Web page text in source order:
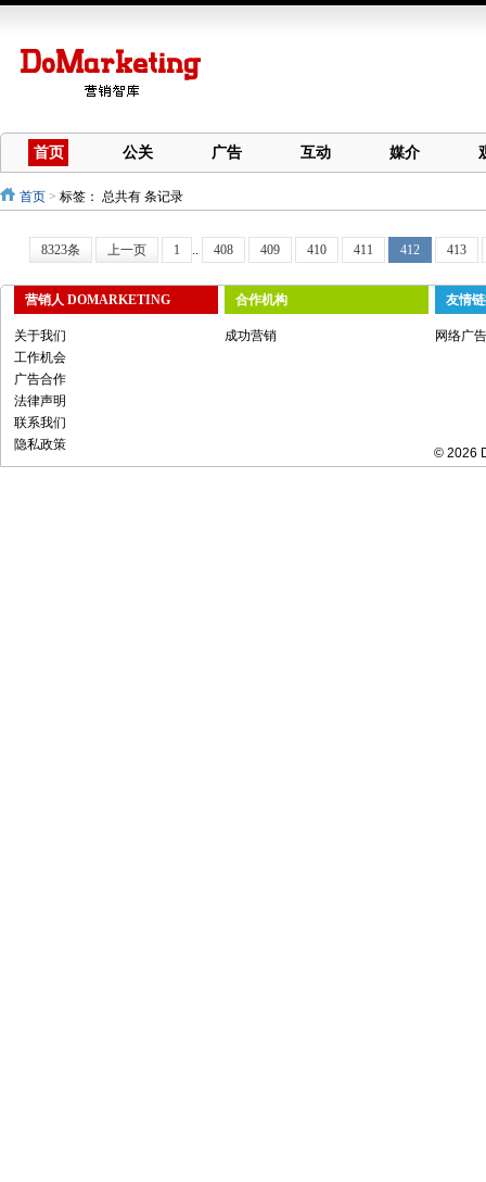
首页 公关 广告 互动 媒介
首页 > 标签： 总共有 条记录
8323条 上一页 1 .. 408 409 410 411 412 413
营销人 DOMARKETING
关于我们
工作机会
广告合作
法律声明
联系我们
隐私政策
合作机构
成功营销
友情
网络广
© 2026